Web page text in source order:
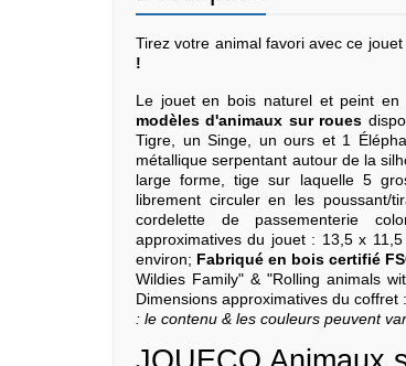
Tirez votre animal favori avec ce
!
Le jouet en bois naturel et peint en
modèles d'animaux sur roues
Tigre, un Singe, un ours et 1
métallique serpentant autour de la
large forme, tige sur laquelle 5
librement circuler en les
cordelette de passementerie
approximatives du jouet : 13,5 x
environ; Fabriqué en bois certifié
Wildies Family" & "Rolling animals
Dimensions approximatives du
: le contenu & les couleurs peuvent